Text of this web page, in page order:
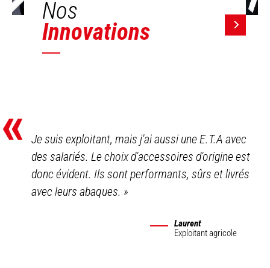
Nos
Innovations
«
Je suis exploitant, mais j'ai aussi une E.T.A avec
des salariés. Le choix d'accessoires d'origine est
donc évident. Ils sont performants, sûrs et livrés
avec leurs abaques.»
Laurent
Exploitant agricole